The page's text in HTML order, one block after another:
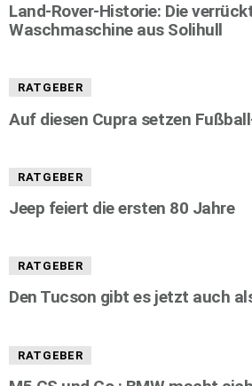
Land-Rover-Historie: Die
Waschmaschine aus Solihull
RATGEBER
Auf diesen Cupra setzen
RATGEBER
Jeep feiert die ersten 80 Jahre
RATGEBER
Den Tucson gibt es jetzt auch
RATGEBER